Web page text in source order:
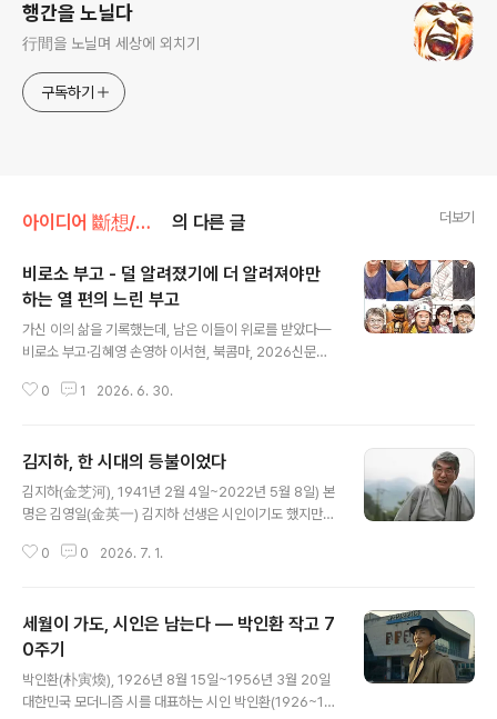
행간을 노닐다
行間을 노닐며 세상에 외치기
구독하기
아이디어 斷想/부고 · 추모 사이트를 위한 斷想 의 다른 글 더보기
비로소 부고 - 덜 알려졌기에 더 알려져야만
하는 열 편의 느린 부고
가신 이의 삶을 기록했는데, 남은 이들이 위로를 받았다—
비로소 부고·김혜영 손영하 이서현, 북콤마, 2026신문사
다르지 않다. 생전 명성이 높았다고 해서 사인이 특이하다
은 기록되지 못한다.한국일보에 입사해 각기 다른 부서에
서 일하다가 기획취재부서에서 만난 기자 세 명은 ‘죽음은
평등하지 않다’고 강변하는 듯한 보도 관행이 마뜩지 않았
을 그저 일회성 사연으로 소비하고 싶지 않다. 죽음에 대한
0 1 2026. 6. 30.
김지하, 한 시대의 등불이었다
김지하(金芝河), 1941년 2월 4일~2022년 5월 8일) 본
명은 김영일(金英一) 김지하 선생은 시인이기도 했지만한
칼이 들어있다.한 시대를 호령하고나아가 향도한 시인이
갈 것 같은그야말로 칼이 들어있었다.고생 많이 하며 살다
가 가셨으니거기 가셔서는평화롭게 아프지 말고다툼 속에
서힘들지 말고평화롭게사셨으면 좋겠다.—나태주
0 0 2026. 7. 1.
세월이 가도, 시인은 남는다 — 박인환 작고 7
0주기
박인환(朴寅煥), 1926년 8월 15일~1956년 3월 20일
대한민국 모더니즘 시를 대표하는 시인 박인환(1926~19